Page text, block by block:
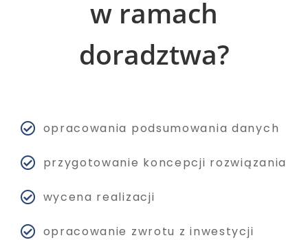
w ramach
doradztwa?
opracowania podsumowania danych
przygotowanie koncepcji rozwiązania
wycena realizacji
opracowanie zwrotu z inwestycji